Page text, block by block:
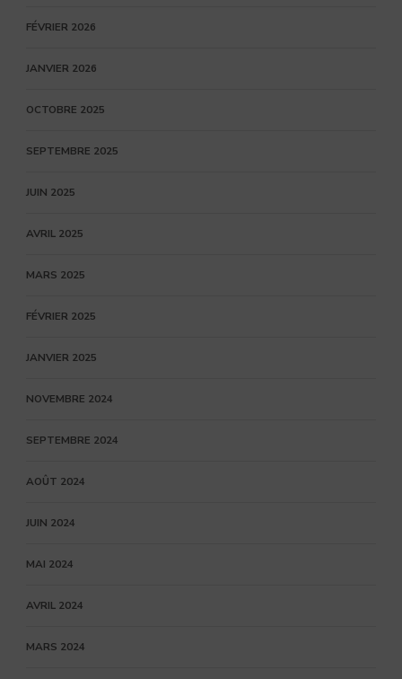
FÉVRIER 2026
JANVIER 2026
OCTOBRE 2025
SEPTEMBRE 2025
JUIN 2025
AVRIL 2025
MARS 2025
FÉVRIER 2025
JANVIER 2025
NOVEMBRE 2024
SEPTEMBRE 2024
AOÛT 2024
JUIN 2024
MAI 2024
AVRIL 2024
MARS 2024